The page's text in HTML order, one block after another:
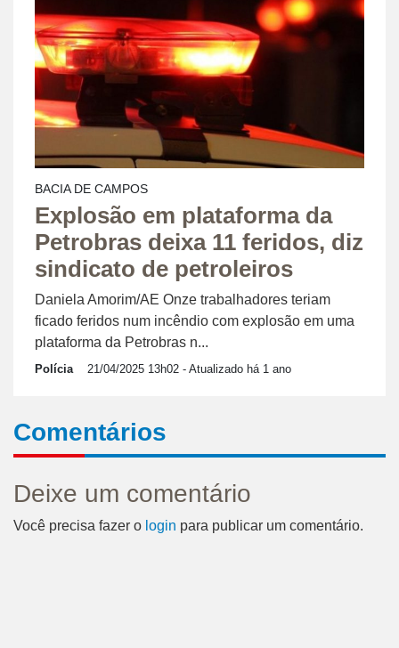
BACIA DE CAMPOS
Explosão em plataforma da
Petrobras deixa 11 feridos, diz
sindicato de petroleiros
Daniela Amorim/AE Onze trabalhadores teriam
ficado feridos num incêndio com explosão em uma
plataforma da Petrobras n...
Polícia 21/04/2025 13h02 - Atualizado há 1 ano
Comentários
Deixe um comentário
Você precisa fazer o login para publicar um comentário.